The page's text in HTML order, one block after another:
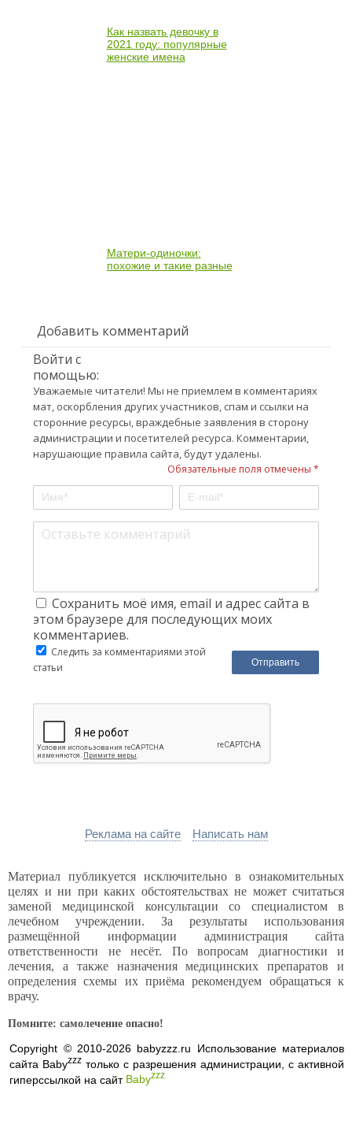
Как назвать девочку в
2021 году: популярные
женские имена
Матери-одиночки:
похожие и такие разные
Добавить комментарий
Войти с
помощью:
Уважаемые читатели! Мы не приемлем в комментариях
мат, оскорбления других участников, спам и ссылки на
сторонние ресурсы, враждебные заявления в сторону
администрации и посетителей ресурса. Комментарии,
нарушающие правила сайта, будут удалены.
Обязательные поля отмечены *
Сохранить моё имя, email и адрес сайта в
этом браузере для последующих моих
комментариев.
Следить за комментариями этой
статьи
Реклама на сайте Написать нам
Материал публикуется исключительно в ознакомительных
целях и ни при каких обстоятельствах не может считаться
заменой медицинской консультации со специалистом в
лечебном учреждении. За результаты использования
размещённой информации администрация сайта
ответственности не несёт. По вопросам диагностики и
лечения, а также назначения медицинских препаратов и
определения схемы их приёма рекомендуем обращаться к
врачу.
Помните: самолечение опасно!
Copyright © 2010-2026 babyzzz.ru Использование материалов
сайта Babyzzz только с разрешения администрации, с активной
гиперссылкой на сайт Babyzzz